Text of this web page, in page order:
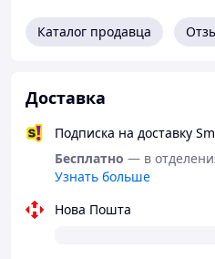
Каталог продавца
Доставка
Подписка на доставку
Бесплатно — в
Узнать больше
Нова Пошта